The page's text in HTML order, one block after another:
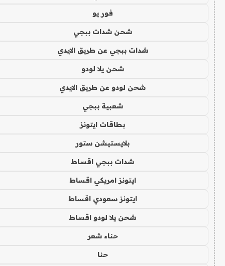
فور يو
شحن شدات ببجي
شدات ببجي عن طريق الايدي
شحن يلا لودو
شحن لودو عن طريق الايدي
شعبية ببجي
بطاقات ايتونز
بلايستيشن ستور
شدات ببجي اقساط
ايتونز امريكي اقساط
ايتونز سعودي اقساط
شحن يلا لودو اقساط
حناء شعر
حنا